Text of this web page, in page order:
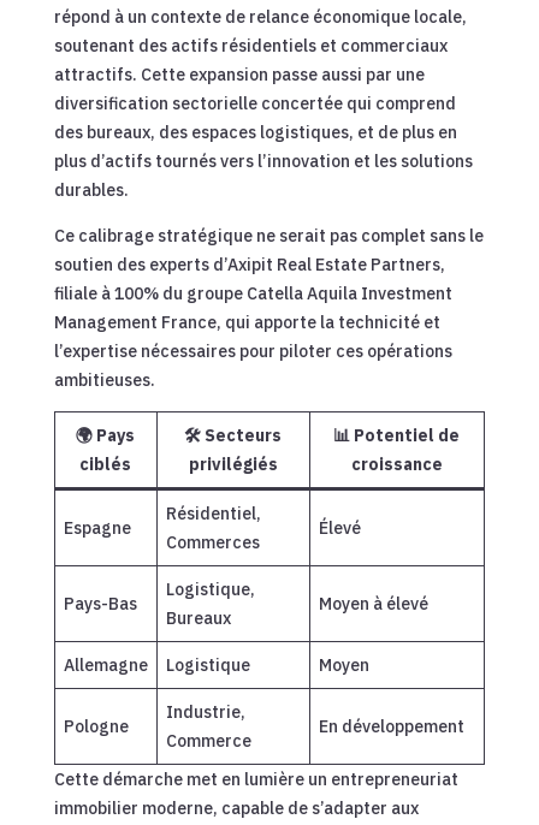
répond à un contexte de relance économique locale,
soutenant des actifs résidentiels et commerciaux
attractifs. Cette expansion passe aussi par une
diversification sectorielle concertée qui comprend
des bureaux, des espaces logistiques, et de plus en
plus d’actifs tournés vers l’innovation et les solutions
durables.
Ce calibrage stratégique ne serait pas complet sans le
soutien des experts d’Axipit Real Estate Partners,
filiale à 100% du groupe Catella Aquila Investment
Management France, qui apporte la technicité et
l’expertise nécessaires pour piloter ces opérations
ambitieuses.
🌍 Pays
ciblés
🛠️ Secteurs
privilégiés
📊 Potentiel de
croissance
Espagne
Résidentiel,
Commerces
Élevé
Pays-Bas
Logistique,
Bureaux
Moyen à élevé
Allemagne Logistique Moyen
Pologne
Industrie,
Commerce
En développement
Cette démarche met en lumière un entrepreneuriat
immobilier moderne, capable de s’adapter aux